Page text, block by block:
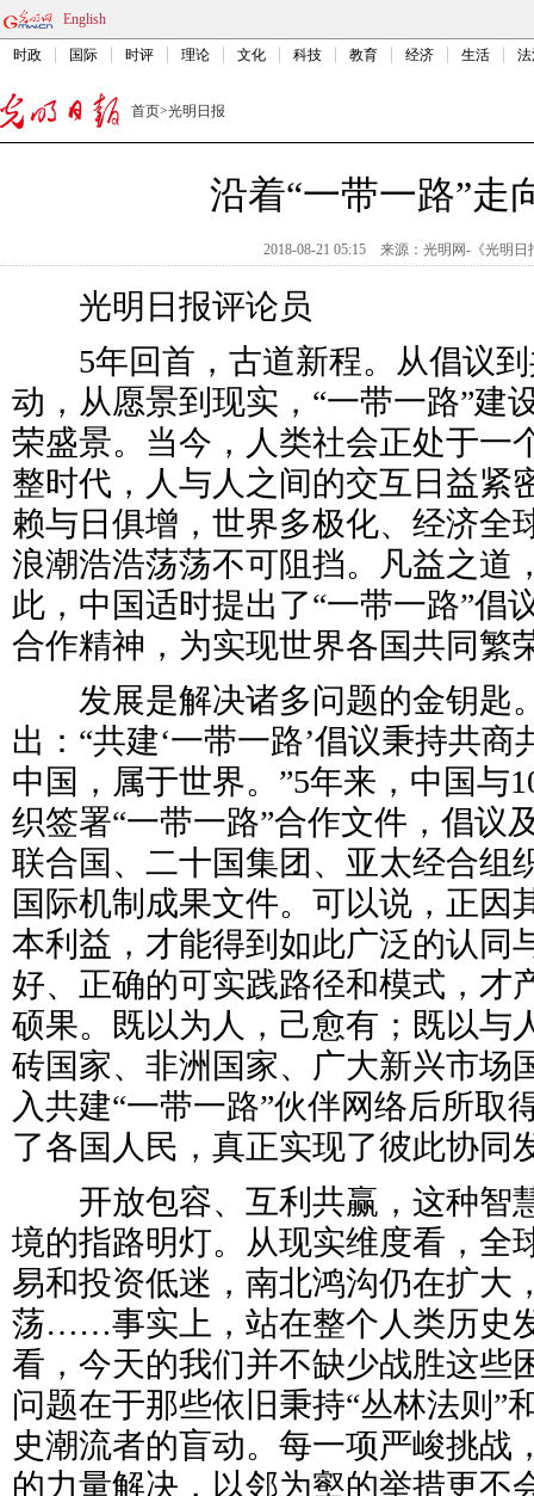
English
时政 国际 时评 理论 文化 科技 教育 经济 生活
首页>光明日报
沿着“一带一路”走
2018-08-21 05:15 来源： 光明网-《光明日
光明日报评论员
5年回首，古道新程。从倡议到
动，从愿景到现实，“一带一路”建
荣盛景。当今，人类社会正处于一
整时代，人与人之间的交互日益紧
赖与日俱增，世界多极化、经济全
浪潮浩浩荡荡不可阻挡。凡益之道
此，中国适时提出了“一带一路”倡
合作精神，为实现世界各国共同繁
发展是解决诸多问题的金钥匙
出：“共建‘一带一路’倡议秉持共
中国，属于世界。”5年来，中国与
织签署“一带一路”合作文件，倡议
联合国、二十国集团、亚太经合组
国际机制成果文件。可以说，正因
本利益，才能得到如此广泛的认同
好、正确的可实践路径和模式，才
硕果。既以为人，己愈有；既以与
砖国家、非洲国家、广大新兴市场
入共建“一带一路”伙伴网络后所取
了各国人民，真正实现了彼此协同
开放包容、互利共赢，这种智
境的指路明灯。从现实维度看，全
易和投资低迷，南北鸿沟仍在扩大
荡……事实上，站在整个人类历史
看，今天的我们并不缺少战胜这些
问题在于那些依旧秉持“丛林法则”
史潮流者的盲动。每一项严峻挑战
的力量解决，以邻为壑的举措更不